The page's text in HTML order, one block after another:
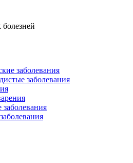
заболевания
заболевания
заболевания